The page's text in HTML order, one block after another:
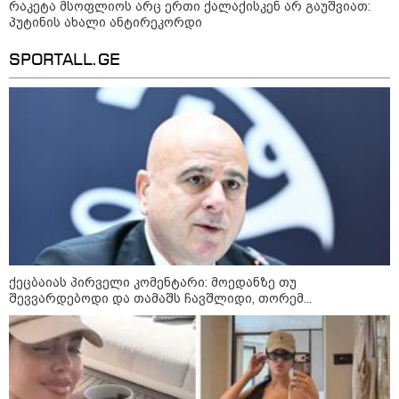
"4 დღე უწყლოდ და უპუროდ გაატარეს,
მათ სიცოცხლე დავუბრუნეთ" - ქართველი
მეზღვაური წერს, რომ 36 მიგრანტი, მათ
შორის, ორსული გოგონა გადაარჩინა
09:33 / 05-08-2026
"მამის მიერ ცოტნესთვის
დატოვებულ სახლში
თვითნებურად ცხოვრობს
ადამიანი, რომელიც ზვიადის
ანდერძში ერთი სიტყვითაც კი
არ არის მოხსენიებული" - ანა
ჯაბაური
რაკეტა მსოფლიოს არც ერთი ქალაქისკენ არ გაუშვიათ:
პუტინის ახალი ანტირეკორდი
SPORTALL.GE
ქეცბაიას პირველი კომენტარი: მოედანზე თუ
შევვარდებოდი და თამაშს ჩავშლიდი, თორემ...